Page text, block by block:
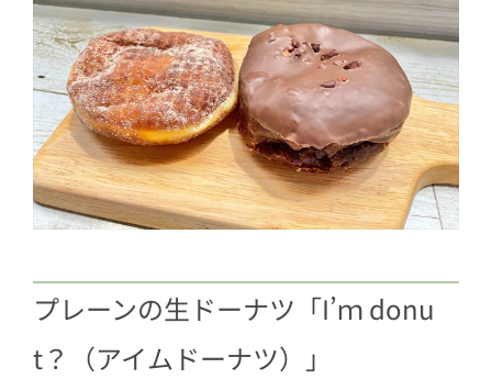
プレーンの生ドーナツ「I’ｍ donu
t？（アイムドーナツ）」